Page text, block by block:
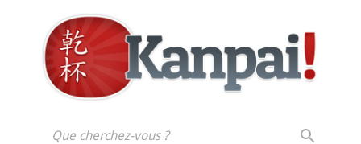
Que cherchez-vous ?